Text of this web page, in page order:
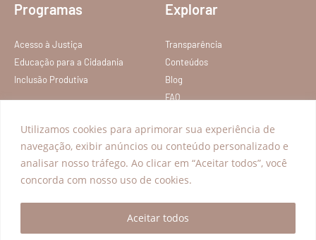
Utilizamos cookies para aprimorar sua experiência de
navegação, exibir anúncios ou conteúdo personalizado e
analisar nosso tráfego. Ao clicar em “Aceitar todos”, você
concorda com nosso uso de cookies.
Aceitar todos
Programas
Acesso à Justiça
Educação para a Cidadania
Inclusão Produtiva
Explorar
Transparência
Conteúdos
Blog
FAQ
Termos de Serviço
Todos os direitos reservados – Instituto Nelson Wilians